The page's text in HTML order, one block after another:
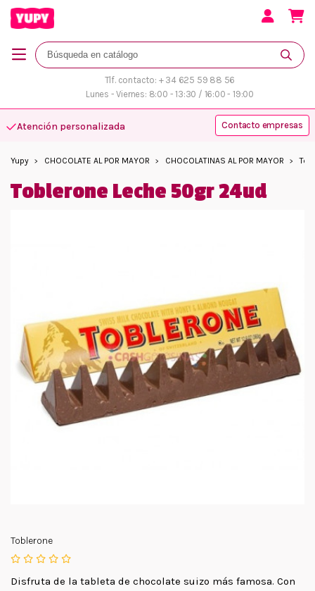
Tlf. contacto: + 34 625 59 88 56
Lunes - Viernes: 8:00 - 13:30 / 16:00 - 19:00
Atención personalizada Contacto empresas
Yupy CHOCOLATE AL POR MAYOR CHOCOLATINAS AL POR MAYOR
Toblerone Leche 50gr 24ud
Toblerone
Disfruta de la tableta de chocolate suizo más famosa. Con